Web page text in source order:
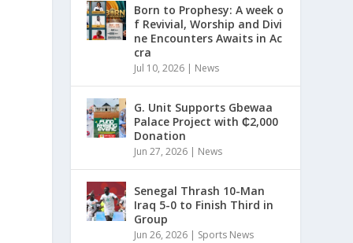
Born to Prophesy: A week o
f Revivial, Worship and Divi
ne Encounters Awaits in Ac
cra
Jul 10, 2026 | News
G. Unit Supports Gbewaa
Palace Project with ₵2,000
Donation
Jun 27, 2026 | News
Senegal Thrash 10-Man
Iraq 5-0 to Finish Third in
Group
Jun 26, 2026 | Sports News